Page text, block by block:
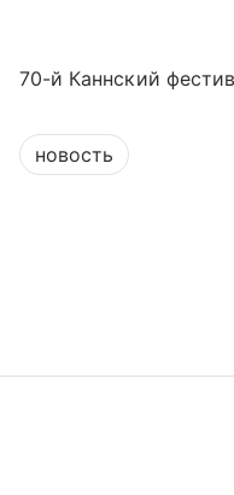
70-й Каннский
новость